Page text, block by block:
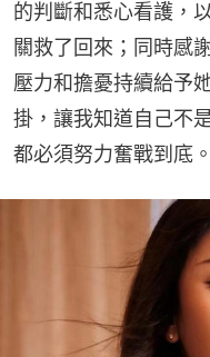
的判斷和悉心看護，
關救了回來；同時感
壓力和擔憂持續給予
掛，讓我知道自己不
都必須努力奮戰到底。